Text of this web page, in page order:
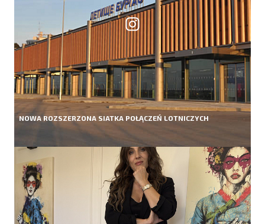
NOWA ROZSZERZONA SIATKA POŁĄCZEŃ LOTNICZYCH